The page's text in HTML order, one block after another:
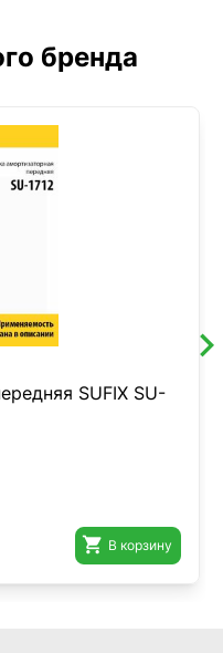
бренда
SUFIX SU-
 В корзину